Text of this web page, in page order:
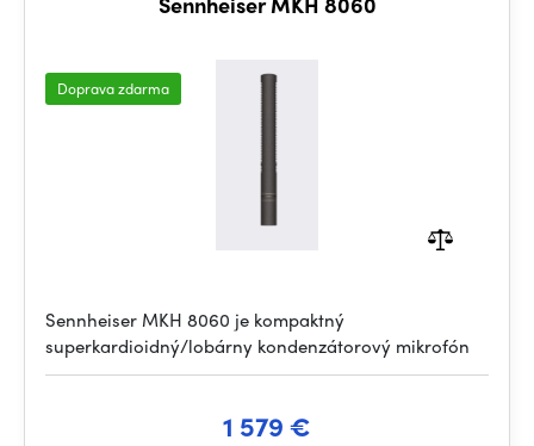
Doprava zdarma
Sennheiser MKH 8060 je kompaktný
superkardioidný/lobárny kondenzátorový mikrofón
1 579 €